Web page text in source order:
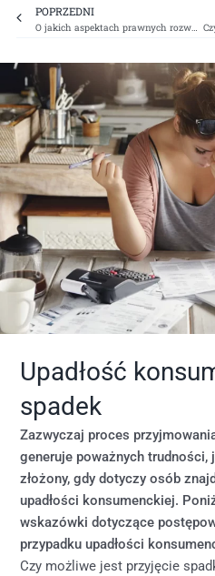
PrevPOPRZEDNI
O jakich aspektach prawnych rozwodu należy pamiętać?
Upadłość
spadek
Zazwyczaj proces
generuje poważnych trudności,
złożony, gdy dotyczy osób
upadłości konsumenckiej.
wskazówki dotyczące
przypadku upadłości
Czy możliwe jest przyjęcie